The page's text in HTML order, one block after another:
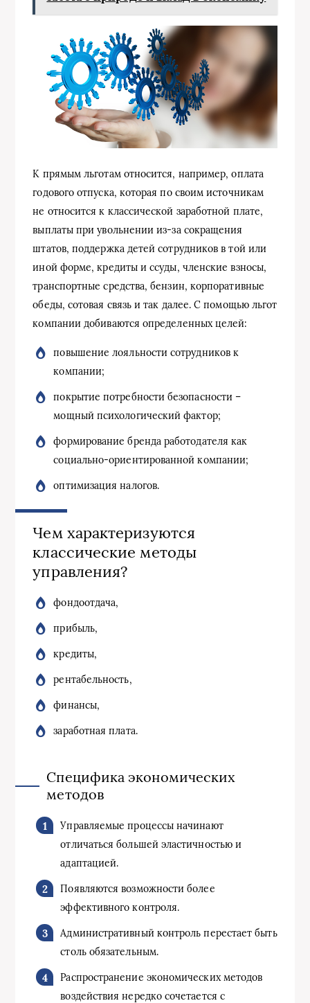
К прямым льготам относится, например, оплата
годового отпуска, которая по своим источникам
не относится к классической заработной плате,
выплаты при увольнении из-за сокращения
штатов, поддержка детей сотрудников в той или
иной форме, кредиты и ссуды, членские взносы,
транспортные средства, бензин, корпоративные
обеды, сотовая связь и так далее. С помощью льгот
компании добиваются определенных целей:
повышение лояльности сотрудников к
компании;
покрытие потребности безопасности –
мощный психологический фактор;
формирование бренда работодателя как
социально-ориентированной компании;
оптимизация налогов.
Чем характеризуются
классические методы
управления?
фондоотдача,
прибыль,
кредиты,
рентабельность,
финансы,
заработная плата.
Специфика экономических
методов
Управляемые процессы начинают
отличаться большей эластичностью и
адаптацией.
Появляются возможности более
эффективного контроля.
Административный контроль перестает быть
столь обязательным.
Распространение экономических методов
воздействия нередко сочетается с